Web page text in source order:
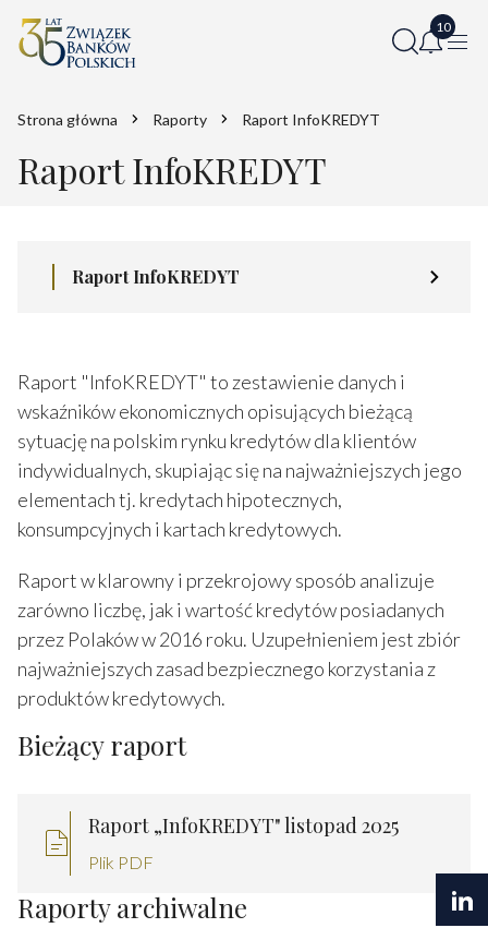
Strona główna Raporty Raport InfoKREDYT
Raport InfoKREDYT
Raport InfoKREDYT
Raport "InfoKREDYT" to zestawienie danych i
wskaźników ekonomicznych opisujących bieżącą
sytuację na polskim rynku kredytów dla klientów
indywidualnych, skupiając się na najważniejszych jego
elementach tj. kredytach hipotecznych,
konsumpcyjnych i kartach kredytowych.
Raport w klarowny i przekrojowy sposób analizuje
zarówno liczbę, jak i wartość kredytów posiadanych
przez Polaków w 2016 roku. Uzupełnieniem jest zbiór
najważniejszych zasad bezpiecznego korzystania z
produktów kredytowych.
Bieżący raport
Raport „InfoKREDYT" listopad 2025
Plik PDF
Raporty archiwalne